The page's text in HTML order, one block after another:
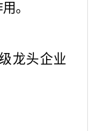
。
龙头企业